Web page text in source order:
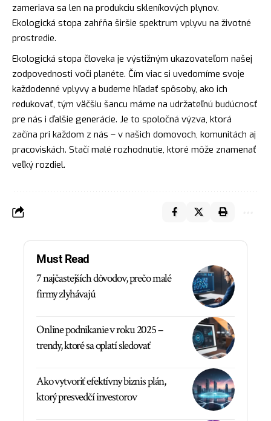
zameriava sa len na produkciu skleníkových plynov.
Ekologická stopa zahŕňa širšie spektrum vplyvu na životné
prostredie.
Ekologická stopa človeka je výstižným ukazovateľom našej
zodpovednosti voči planéte. Čím viac si uvedomíme svoje
každodenné vplyvy a budeme hľadať spôsoby, ako ich
redukovať, tým väčšiu šancu máme na udržateľnú budúcnosť
pre nás i ďalšie generácie. Je to spoločná výzva, ktorá
začína pri každom z nás – v našich domovoch, komunitách aj
pracoviskách. Stačí malé rozhodnutie, ktoré môže znamenať
veľký rozdiel.
Must Read
7 najčastejších dôvodov, prečo malé
firmy zlyhávajú
Online podnikanie v roku 2025 –
trendy, ktoré sa oplatí sledovať
Ako vytvoriť efektívny biznis plán,
ktorý presvedčí investorov